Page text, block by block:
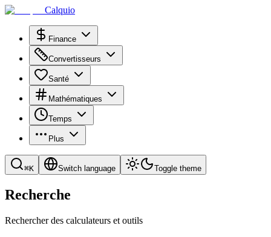
Calquio
Finance
Convertisseurs
Santé
Mathématiques
Temps
Plus
⌘K Switch language Toggle theme
Recherche
Rechercher des calculateurs et outils